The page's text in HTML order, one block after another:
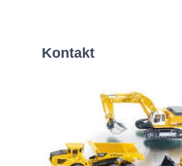
Kontakt